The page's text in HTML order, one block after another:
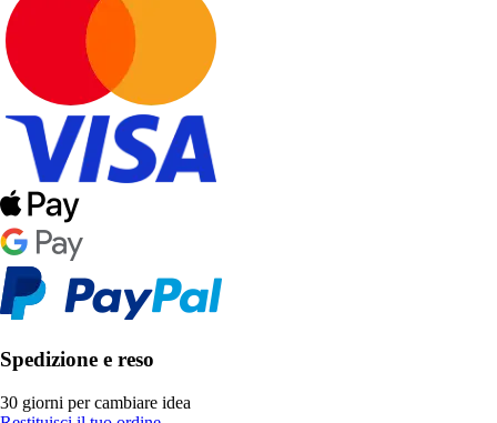
Spedizione e reso
30 giorni per cambiare idea